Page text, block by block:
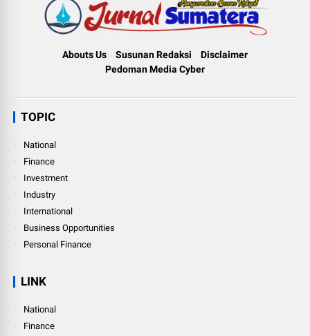
Abouts Us Susunan Redaksi
Disclaimer
Pedoman Media Cyber
TOPIC
National
Finance
Investment
Industry
International
Business Opportunities
Personal Finance
LINK
National
Finance